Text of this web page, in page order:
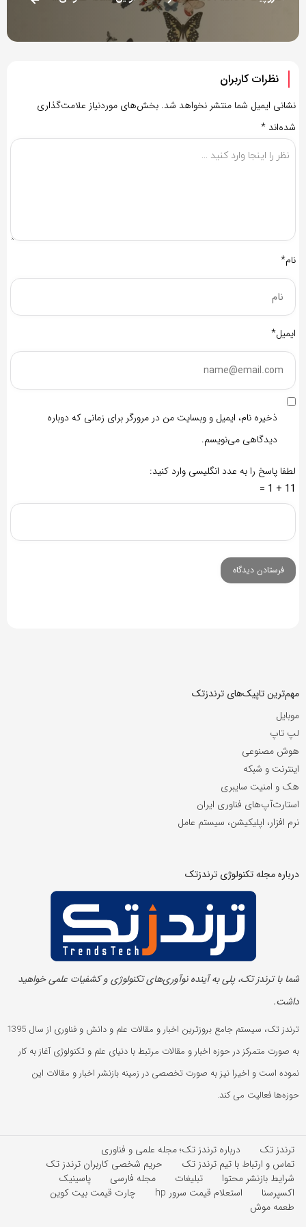
نظرات کاربران
نشانی ایمیل شما منتشر نخواهد شد. بخش‌های موردنیاز علامت‌گذاری
شده‌اند *
نام*
ایمیل*
ذخیره نام، ایمیل و وبسایت من در مرورگر برای زمانی که دوباره
دیدگاهی می‌نویسم.
لطفا پاسخ را به عدد انگلیسی وارد کنید:
11 + 1 =
مهم‌ترین تاپیک‌های ترندزتک
موبایل
لپ تاپ
هوش مصنوعی
اینترنت و شبکه
هک و امنیت سایبری
استارت‌آپ‌های فناوری ایران
نرم افزار، اپلیکیشن، سیستم عامل
درباره مجله تکنولوژی ترندزتک
شما با ترندز تک، پلی به آینده‌ نوآوری‌های تکنولوژی و کشفیات علمی خواهید
داشت.
ترندز تک، سیستم جامع بروزترین اخبار و مقالات علم و دانش و فناوری از سال 1395
به صورت متمرکز در حوزه اخبار و مقالات مرتبط با دنیای علم و تکنولوژی آغاز به کار
نموده است و اخیرا نیز به صورت تخصصی در زمینه بازنشر اخبار و مقالات این
حوزه‌ها فعالیت می کند.
ترندز تک
درباره ترندز تک؛ مجله علمی و فناوری
تماس و ارتباط با تیم ترندز تک
حریم شخصی کاربران ترندز تک
شرایط بازنشر محتوا
تبلیغات مجله فارسی
پاسینیک
اکسپرسنا
استعلام قیمت سرور hp
چارت قیمت بیت کوین
طعمه موش